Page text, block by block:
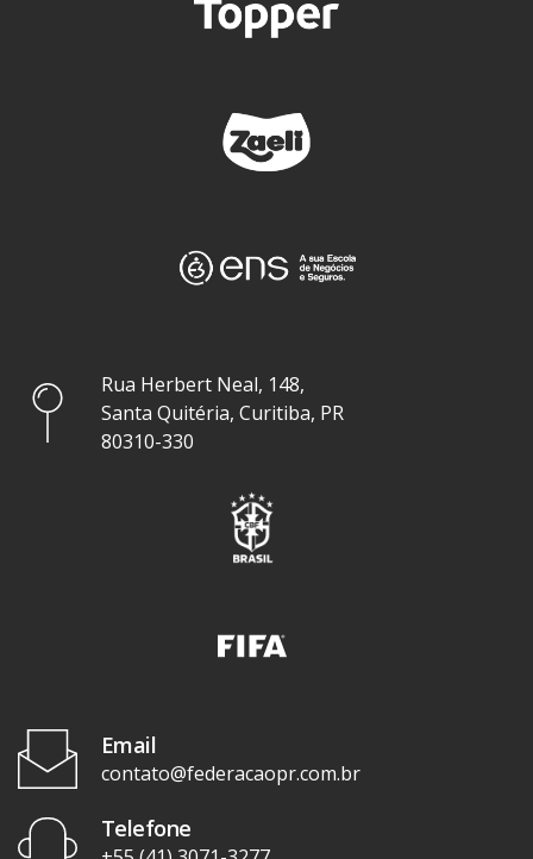
Rua Herbert Neal, 148,
Santa Quitéria, Curitiba, PR
80310-330
Email
contato@federacaopr.com.br
Telefone